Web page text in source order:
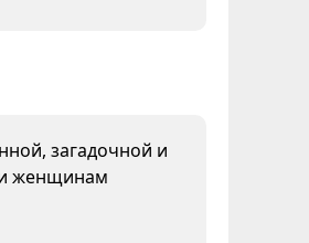
загадочной и
и женщинам